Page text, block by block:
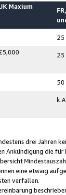
Maxium
25
25
50
drei Jahren
Ankündigung die
eine etwaig
verfallen.